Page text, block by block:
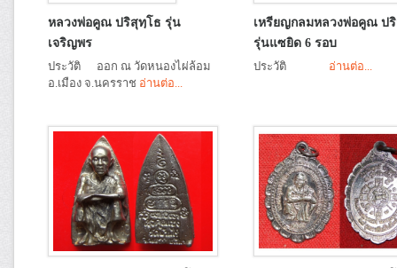
หลวงพ่อคูณ ปริสุทฺโธ รุ่น
เจริญพร
ประวัติ ออก ณ วัดหนองไผ่ล้อม
อ.เมือง จ.นครราช อ่านต่อ...
เหรียญกลมหลวงพ่อคูณ ป
รุ่นแซยิด 6 รอบ
ประวัติ อ่านต่อ...